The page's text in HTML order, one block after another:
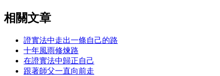
相關文章
證實法中走出一條自己的路
十年風雨修煉路
在證實法中歸正自己
跟著師父一直向前走